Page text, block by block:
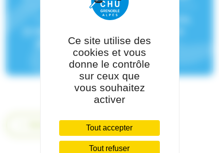
Pôle de rattachement :
Ce site utilise des
cookies et vous
donne le contrôle
sur ceux que
vous souhaitez
activer
Tout accepter
Tout refuser